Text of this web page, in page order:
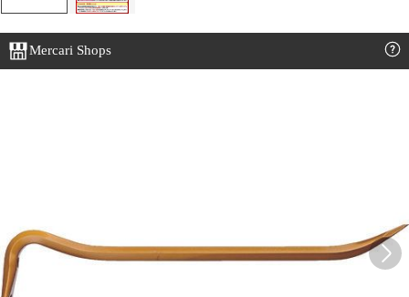
Mercari Shops